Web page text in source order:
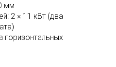
мм
2 × 11 кВт (два
горизонтальных